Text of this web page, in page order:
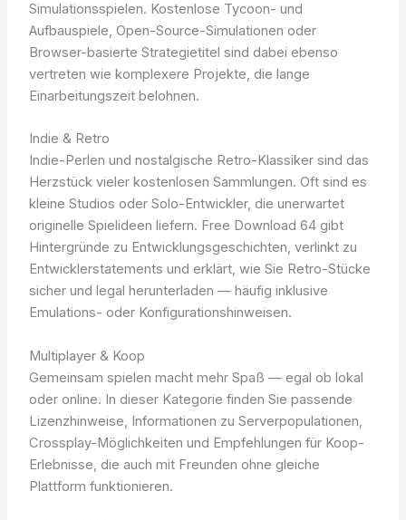
Simulationsspielen. Kostenlose Tycoon- und
Aufbauspiele, Open-Source-Simulationen oder
Browser-basierte Strategietitel sind dabei ebenso
vertreten wie komplexere Projekte, die lange
Einarbeitungszeit belohnen.
Indie & Retro
Indie-Perlen und nostalgische Retro-Klassiker sind das
Herzstück vieler kostenlosen Sammlungen. Oft sind es
kleine Studios oder Solo-Entwickler, die unerwartet
originelle Spielideen liefern. Free Download 64 gibt
Hintergründe zu Entwicklungsgeschichten, verlinkt zu
Entwicklerstatements und erklärt, wie Sie Retro-Stücke
sicher und legal herunterladen — häufig inklusive
Emulations- oder Konfigurationshinweisen.
Multiplayer & Koop
Gemeinsam spielen macht mehr Spaß — egal ob lokal
oder online. In dieser Kategorie finden Sie passende
Lizenzhinweise, Informationen zu Serverpopulationen,
Crossplay-Möglichkeiten und Empfehlungen für Koop-
Erlebnisse, die auch mit Freunden ohne gleiche
Plattform funktionieren.